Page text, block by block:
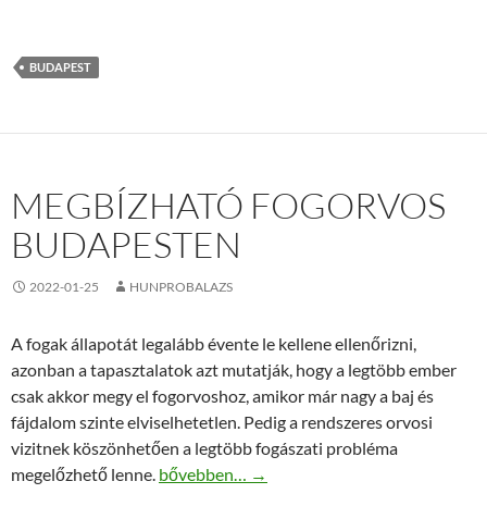
BUDAPEST
MEGBÍZHATÓ FOGORVOS
BUDAPESTEN
2022-01-25 HUNPROBALAZS
A fogak állapotát legalább évente le kellene ellenőrizni,
azonban a tapasztalatok azt mutatják, hogy a legtöbb ember
csak akkor megy el fogorvoshoz, amikor már nagy a baj és
fájdalom szinte elviselhetetlen. Pedig a rendszeres orvosi
vizitnek köszönhetően a legtöbb fogászati probléma
megelőzhető lenne. Megbízható fogorvos Budapesten
bővebben… →